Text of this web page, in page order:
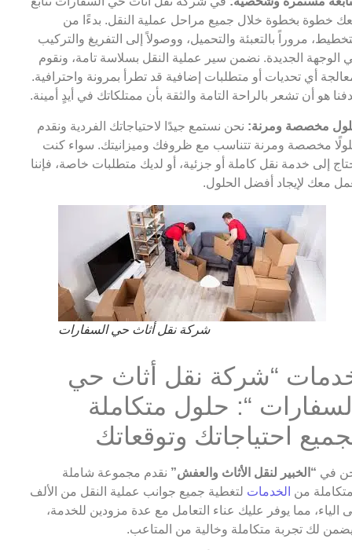
خطوة بخطوة خلال جميع مراحل عملية النقل. بدءًا من
مروراً بالتعبئة والتحميل، ووصولاً إلى التفريغ والتركيب
الوجهة الجديدة. نضمن سير عملية النقل بسلاسة تامة، ونقوم
أي تحديات أو متطلبات إضافية قد تطرأ بمرونة واحترافية.
هو أن تشعر بالراحة التامة والثقة بأن ممتلكاتك في أيدٍ أمينة.
مخصصة ومرنة: نحن نستمع جيدًا لاحتياجاتك الفردية ونقدم
مخصصة ومرنة تتناسب مع ظروفك وميزانيتك. سواء كنت
إلى خدمة نقل كاملة أو جزئية، أو لديك متطلبات خاصة، فإننا
معك لإيجاد أفضل الحلول.
شركة نقل أثاث حي السفارات
“شركة نقل أثاث حي
“: حلول متكاملة
احتياجاتك وتوقعاتك
في “الخبير لنقل الأثاث والعفش” نقدم مجموعة شاملة
من الخدمات لتغطية جميع جوانب عملية النقل من الألف
الياء، مما يوفر عليك عناء التعامل مع عدة مزودين للخدمة،
لك تجربة متكاملة وخالية من المتاعب.